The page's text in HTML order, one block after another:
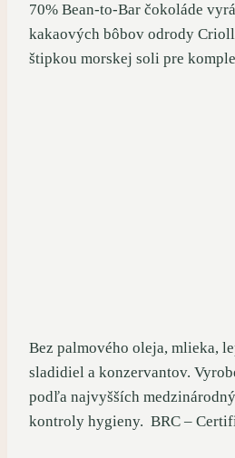
70% Bean-to-Bar čokoláde
kakaových bôbov odrody
štipkou morskej soli pre
Bez palmového oleja, mlieka,
sladidiel a konzervantov.
podľa najvyšších
kontroly hygieny. BRC –